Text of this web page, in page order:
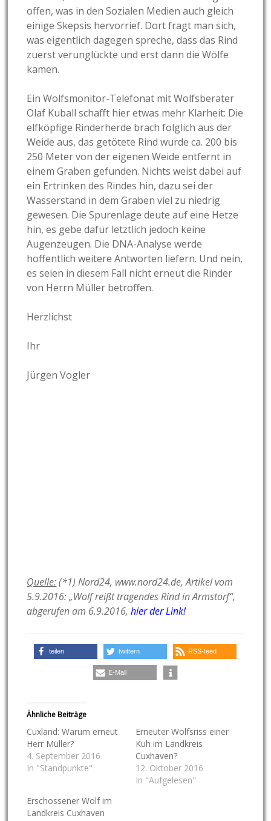
offen, was in den Sozialen Medien auch gleich
einige Skepsis hervorrief. Dort fragt man sich,
was eigentlich dagegen spreche, dass das Rind
zuerst verunglückte und erst dann die Wölfe
kamen.
Ein Wolfsmonitor-Telefonat mit Wolfsberater
Olaf Kuball schafft hier etwas mehr Klarheit: Die
elfköpfige Rinderherde brach folglich aus der
Weide aus, das getötete Rind wurde ca. 200 bis
250 Meter von der eigenen Weide entfernt in
einem Graben gefunden. Nichts weist dabei auf
ein Ertrinken des Rindes hin, dazu sei der
Wasserstand in dem Graben viel zu niedrig
gewesen. Die Spurenlage deute auf eine Hetze
hin, es gebe dafür letztlich jedoch keine
Augenzeugen. Die DNA-Analyse werde
hoffentlich weitere Antworten liefern. Und nein,
es seien in diesem Fall nicht erneut die Rinder
von Herrn Müller betroffen.
Herzlichst
Ihr
Jürgen Vogler
Quelle:(*1) Nord24, www.nord24.de, Artikel vom
5.9.2016: „Wolf reißt tragendes Rind in Armstorf“,
abgerufen am 6.9.2016, hier der Link!
teilen twittern RSS-feed
E-Mail
Ähnliche Beiträge
Cuxland: Warum erneut
Herr Müller?
4. September 2016
In "Standpunkte"
Erneuter Wolfsriss einer
Kuh im Landkreis
Cuxhaven?
12. Oktober 2016
In "Aufgelesen"
Erschossener Wolf im
Landkreis Cuxhaven